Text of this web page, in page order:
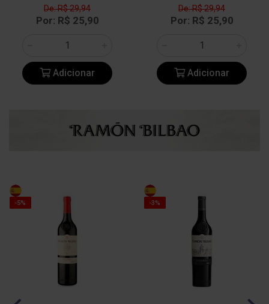
De: R$ 29,94
Por: R$ 25,90
Adicionar
De: R$ 29,94
Por: R$ 25,90
Adicionar
-5% -3%